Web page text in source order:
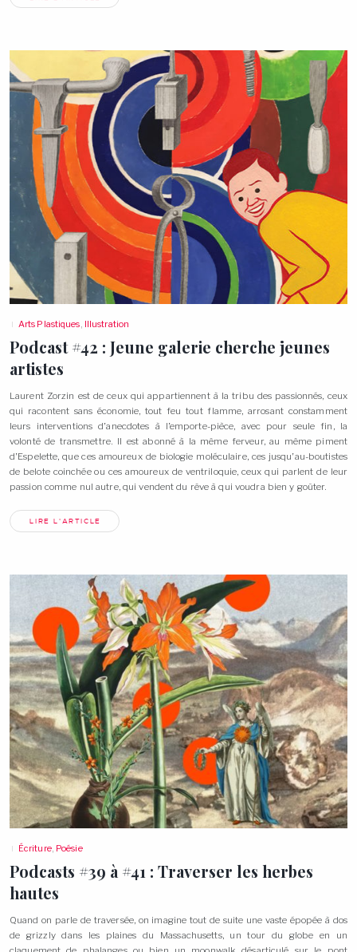
Arts Plastiques, Illustration
Podcast #42 : Jeune galerie cherche jeunes
artistes
Laurent Zorzin est de ceux qui appartiennent à la tribu des passionnés, ceux
qui racontent sans économie, tout feu tout flamme, arrosant constamment
leurs interventions d’anecdotes à l’emporte-pièce, avec pour seule fin, la
volonté de transmettre. Il est abonné à la même ferveur, au même piment
d’Espelette, que ces amoureux de biologie moléculaire, ces jusqu’au-boutistes
de belote coinchée ou ces amoureux de ventriloquie, ceux qui parlent de leur
passion comme nul autre, qui vendent du rêve à qui voudra bien y goûter.
LIRE L'ARTICLE
Écriture, Poésie
Podcasts #39 à #41 : Traverser les herbes
hautes
Quand on parle de traversée, on imagine tout de suite une vaste épopée à dos
de grizzly dans les plaines du Massachusetts, un tour du globe en un